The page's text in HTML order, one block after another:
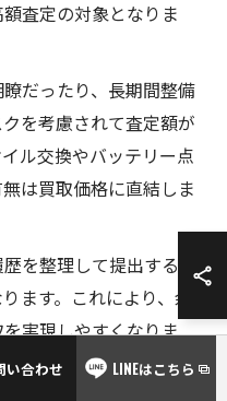
査定の対象となりま
だったり、長期間整備
を考慮されて査定額が
ル交換やバッテリー点
は買取価格に直結しま
を整理して提出するこ
ます。これにより、余
実現しやすくなりま
い合わせ LINEはこちら